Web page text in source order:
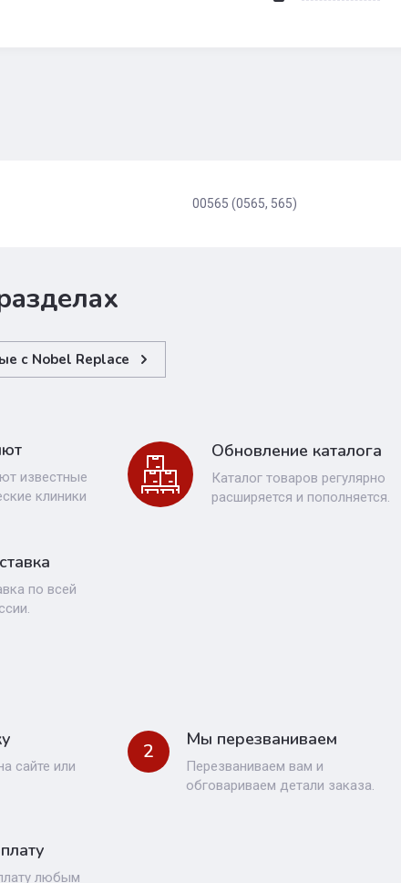
00565 (0565, 565)
с Nobel Replace
известные
клиники
Обновление каталога
Каталог товаров регулярно
расширяется и пополняется.
по всей
сайте или
2 Мы перезваниваем
Перезваниваем вам и
обговариваем детали заказа.
любым